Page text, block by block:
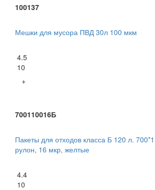
100137
Мешки для мусора ПВД 30л 100 мкм
4.5
10
+
700110016Б
Пакеты для отходов класса Б 120 л.
рулон, 16 мкр, желтые
4.4
10